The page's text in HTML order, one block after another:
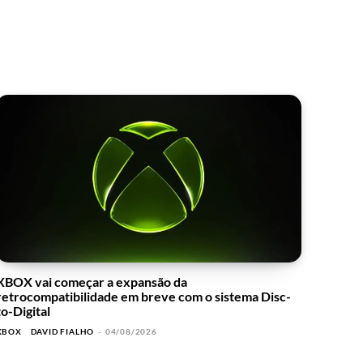
vai começar a expansão da
em breve com o sistema Disc-
Digital
DAVID FIALHO - 04/08/2026